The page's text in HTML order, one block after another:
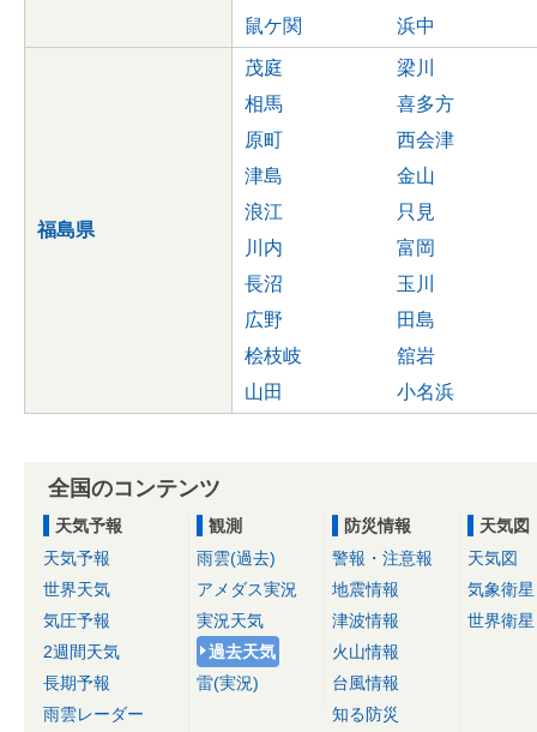
鼠ケ関 浜中
福島県
茂庭
梁川
相馬
喜多方
原町
西会津
津島
金山
浪江
只見
川内
富岡
長沼
玉川
広野
田島
桧枝岐
舘岩
山田
小名浜
全国のコンテンツ
天気予報
天気予報
世界天気
気圧予報
2週間天気
長期予報
雨雲レーダー
観測
雨雲(過去)
アメダス実況
実況天気
過去天気
雷(実況)
防災情報
警報・注意報
地震情報
津波情報
火山情報
台風情報
知る防災
天気図
天気図
気象衛星
世界衛星